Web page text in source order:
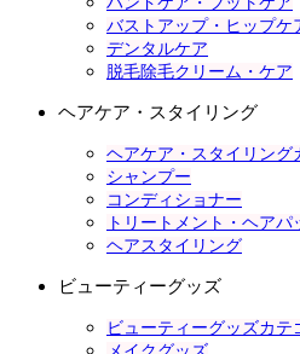
バストアップ・ヒップケ
デンタルケア
脱毛除毛クリーム・ケア
ヘアケア・スタイリング
ヘアケア・スタイリング
シャンプー
コンディショナー
トリートメント・ヘアパ
ヘアスタイリング
ビューティーグッズ
ビューティーグッズカテ